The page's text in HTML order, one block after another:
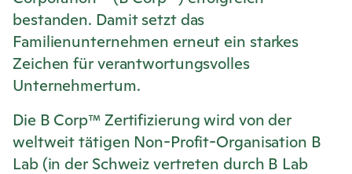
bestanden. Damit setzt das
Familienunternehmen erneut ein starkes
Zeichen für verantwortungsvolles
Unternehmertum.
Die B Corp™ Zertifizierung wird von der
weltweit tätigen Non-Profit-Organisation B
Lab (in der Schweiz vertreten durch B Lab